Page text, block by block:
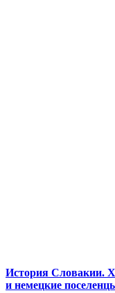
История Словакии.
и немецкие